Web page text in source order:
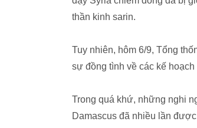
thần kinh sarin.
Tuy nhiên, hôm 6/9, Tổng
sự đồng tình về các kế
Trong quá khứ, những nghi
Damascus đã nhiều lần